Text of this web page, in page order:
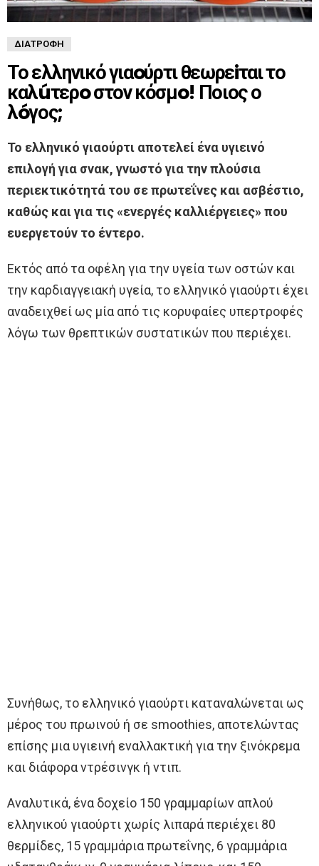
ΔΙΑΤΡΟΦΉ
Το ελληνικό γιαoύρτι θεωρεiται το
καλúτερo στον κόσμo! Ποιος ο
λóγος;
Το ελληνικό γιαούρτι αποτελεί ένα υγιεινό
επιλογή για σνακ, γνωστό για την πλούσια
περιεκτικότητά του σε πρωτεΐνες και ασβέστιο,
καθώς και για τις «ενεργές καλλιέργειες» που
ευεργετούν το έντερο.
Εκτός από τα οφέλη για την υγεία των οστών και
την καρδιαγγειακή υγεία, το ελληνικό γιαούρτι έχει
αναδειχθεί ως μία από τις κορυφαίες υπερτροφές
λόγω των θρεπτικών συστατικών που περιέχει.
Συνήθως, το ελληνικό γιαούρτι καταναλώνεται ως
μέρος του πρωινού ή σε smoothies, αποτελώντας
επίσης μια υγιεινή εναλλακτική για την ξινόκρεμα
και διάφορα ντρέσινγκ ή ντιπ.
Αναλυτικά, ένα δοχείο 150 γραμμαρίων απλού
ελληνικού γιαούρτι χωρίς λιπαρά περιέχει 80
θερμίδες, 15 γραμμάρια πρωτεΐνης, 6 γραμμάρια